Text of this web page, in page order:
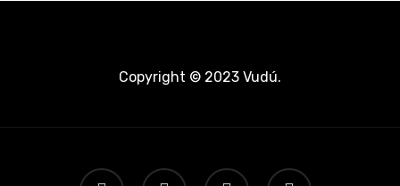
Copyright © 2023 Vudú.
twitter facebook youtube instagram